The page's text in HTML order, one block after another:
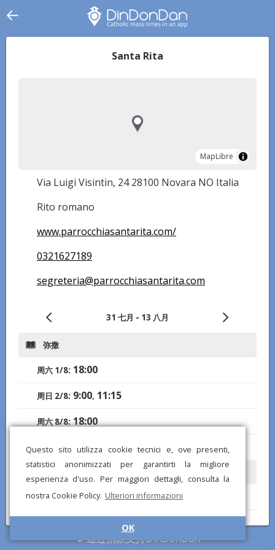
Questo sito utilizza cookie tecnici e, ove presenti,
statistici anonimizzati per garantirti la migliore
esperienza d'uso. Per maggiori dettagli, consulta la
nostra Cookie Policy. Ulteriori informazioni
OK
Santa Rita
MapLibre
MapLibre
Via Luigi Visintin, 24 28100 Novara NO Italia
Rito romano
www.parrocchiasantarita.com/
0321627189
segreteria@parrocchiasantarita.com
31 七月 - 13 八月
弥撒
周六 1/8: 18:00
周日 2/8: 9:00, 11:15
周六 8/8: 18:00
周日 9/8: 9:00,11:15
周六 1/8:17:00-18:00
17:00-18:00
通过捐款支持DinDonDan